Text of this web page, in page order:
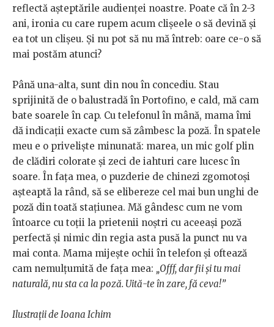
reflectă așteptările audienței noastre. Poate că în 2-3
ani, ironia cu care rupem acum clișeele o să devină și
ea tot un clișeu. Și nu pot să nu mă întreb: oare ce-o să
mai postăm atunci?
Până una-alta, sunt din nou în concediu. Stau
sprijinită de o balustradă în Portofino, e cald, mă cam
bate soarele în cap. Cu telefonul în mână, mama îmi
dă indicații exacte cum să zâmbesc la poză. În spatele
meu e o priveliște minunată: marea, un mic golf plin
de clădiri colorate și zeci de iahturi care lucesc în
soare. În fața mea, o puzderie de chinezi zgomotoși
așteaptă la rând, să se elibereze cel mai bun unghi de
poză din toată stațiunea. Mă gândesc cum ne vom
întoarce cu toții la prietenii noștri cu aceeași poză
perfectă și nimic din regia asta pusă la punct nu va
mai conta. Mama mijește ochii în telefon și oftează
cam nemulțumită de fața mea: „Offf, dar fii și tu mai
naturală, nu sta ca la poză. Uită-te în zare, fă ceva!”
Ilustrații de Ioana Ichim